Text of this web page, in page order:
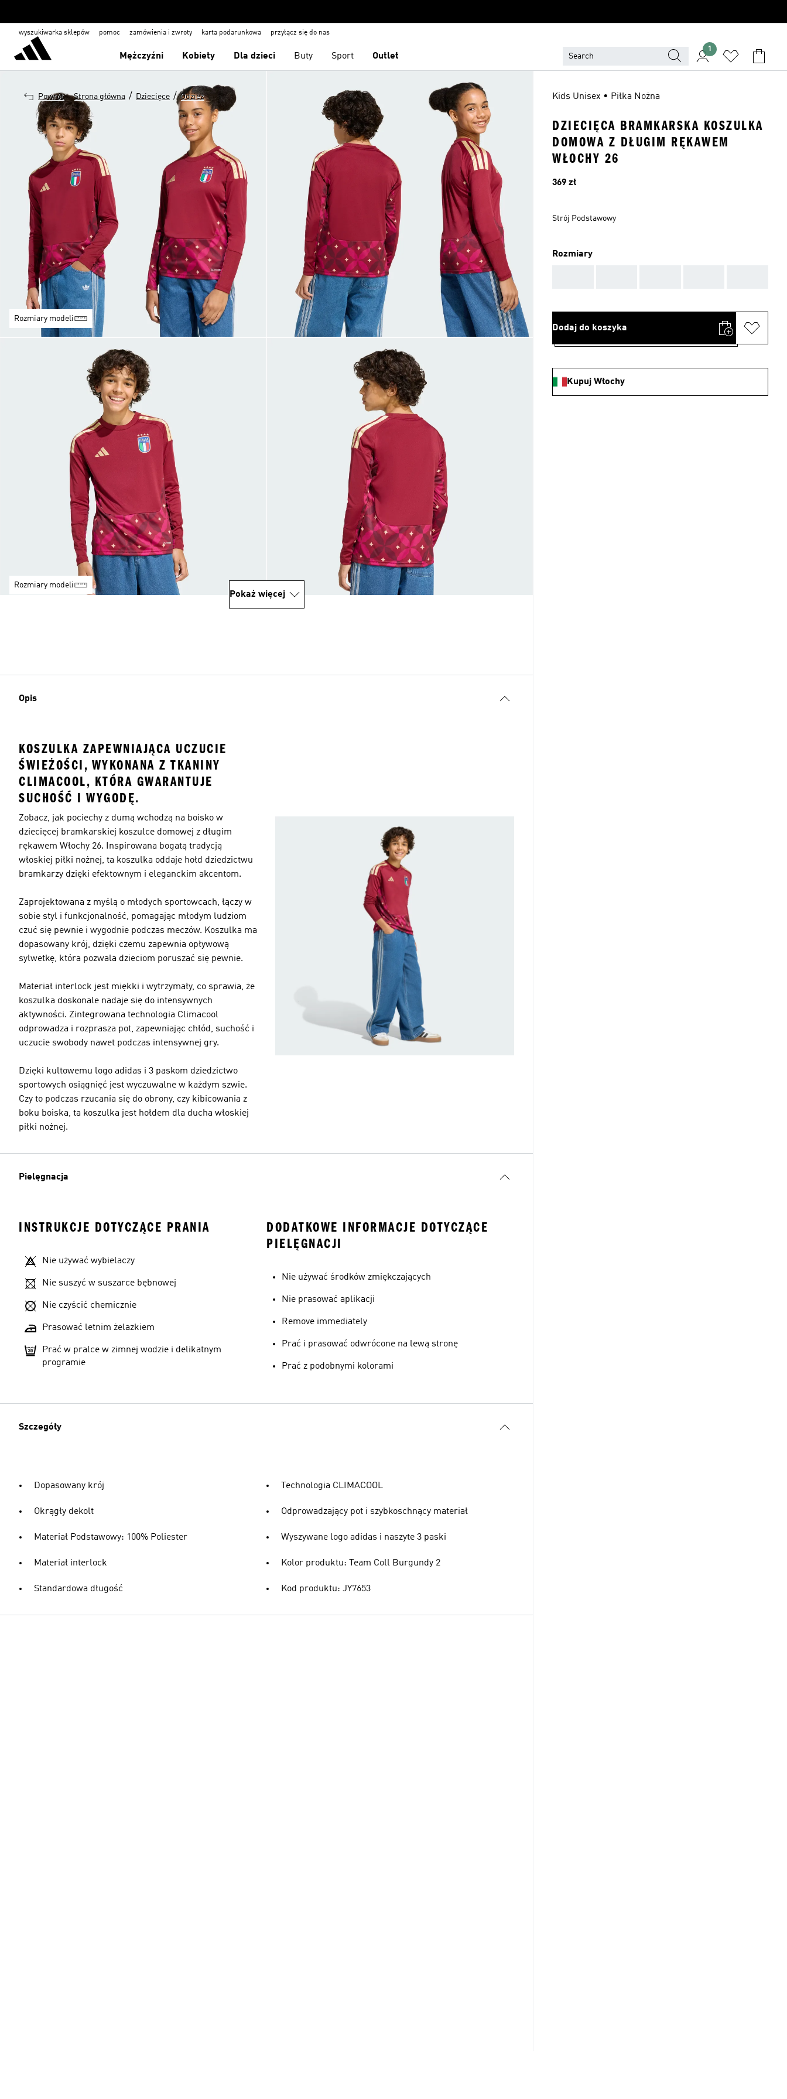
wyszukiwarka sklepów pomoc zamówienia i zwroty karta podarunkowa przyłącz się do nas
Mężczyźni Kobiety Dla dzieci Buty Sport Outlet
1
Powrót Strona główna / Dziecięce / Odzież
Rozmiary modeli
Rozmiary modeli
Pokaż więcej
Opis
KOSZULKA ZAPEWNIAJĄCA UCZUCIE
ŚWIEŻOŚCI, WYKONANA Z TKANINY
CLIMACOOL, KTÓRA GWARANTUJE
SUCHOŚĆ I WYGODĘ.
Zobacz, jak pociechy z dumą wchodzą na boisko w
dziecięcej bramkarskiej koszulce domowej z długim
rękawem Włochy 26. Inspirowana bogatą tradycją
włoskiej piłki nożnej, ta koszulka oddaje hołd dziedzictwu
bramkarzy dzięki efektownym i eleganckim akcentom.
Zaprojektowana z myślą o młodych sportowcach, łączy w
sobie styl i funkcjonalność, pomagając młodym ludziom
czuć się pewnie i wygodnie podczas meczów. Koszulka ma
dopasowany krój, dzięki czemu zapewnia opływową
sylwetkę, która pozwala dzieciom poruszać się pewnie.
Materiał interlock jest miękki i wytrzymały, co sprawia, że
koszulka doskonale nadaje się do intensywnych
aktywności. Zintegrowana technologia Climacool
odprowadza i rozprasza pot, zapewniając chłód, suchość i
uczucie swobody nawet podczas intensywnej gry.
Dzięki kultowemu logo adidas i 3 paskom dziedzictwo
sportowych osiągnięć jest wyczuwalne w każdym szwie.
Czy to podczas rzucania się do obrony, czy kibicowania z
boku boiska, ta koszulka jest hołdem dla ducha włoskiej
piłki nożnej.
Pielęgnacja
INSTRUKCJE DOTYCZĄCE PRANIA
Nie używać wybielaczy
Nie suszyć w suszarce bębnowej
Nie czyścić chemicznie
Prasować letnim żelazkiem
Prać w pralce w zimnej wodzie i delikatnym
programie
DODATKOWE INFORMACJE DOTYCZĄCE
PIELĘGNACJI
Nie używać środków zmiękczających
Nie prasować aplikacji
Remove immediately
Prać i prasować odwrócone na lewą stronę
Prać z podobnymi kolorami
Szczegóły
Dopasowany krój
Okrągły dekolt
Materiał Podstawowy: 100% Poliester
Materiał interlock
Standardowa długość
Technologia CLIMACOOL
Odprowadzający pot i szybkoschnący materiał
Wyszywane logo adidas i naszyte 3 paski
Kolor produktu: Team Coll Burgundy 2
Kod produktu: JY7653
Kids Unisex • Piłka Nożna
DZIECIĘCA BRAMKARSKA KOSZULKA
DOMOWA Z DŁUGIM RĘKAWEM
WŁOCHY 26
Cena
369 zł
Strój Podstawowy
Rozmiary
Dodaj do koszyka
Kupuj Włochy